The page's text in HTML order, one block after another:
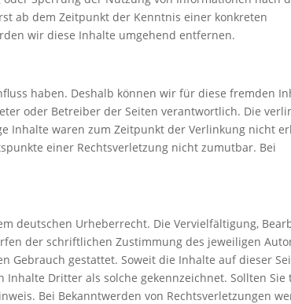
ab dem Zeitpunkt der Kenntnis einer konkreten
wir diese Inhalte umgehend entfernen.
haben. Deshalb können wir für diese fremden
oder Betreiber der Seiten verantwortlich. Die
Inhalte waren zum Zeitpunkt der Verlinkung nicht
einer Rechtsverletzung nicht zumutbar. Bei
deutschen Urheberrecht. Die Vervielfältigung,
der schriftlichen Zustimmung des jeweiligen
Gebrauch gestattet. Soweit die Inhalte auf dieser
Dritter als solche gekennzeichnet. Sollten Sie
Bei Bekanntwerden von Rechtsverletzungen